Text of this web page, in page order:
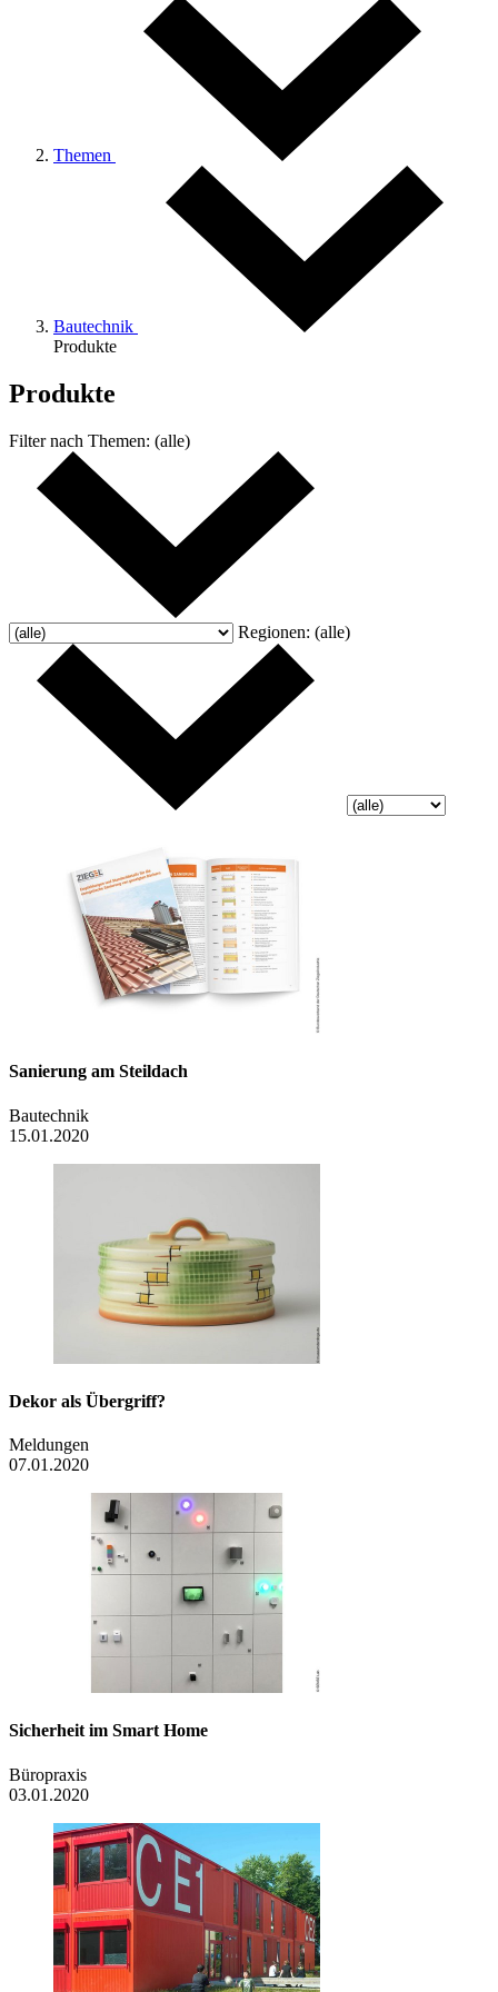
Themen
Bautechnik
Produkte
Produkte
Filter nach Themen: (alle)
Regionen: (alle)
Sanierung am Steildach
Bautechnik
15.01.2020
Dekor als Übergriff?
Meldungen
07.01.2020
Sicherheit im Smart Home
Büropraxis
03.01.2020